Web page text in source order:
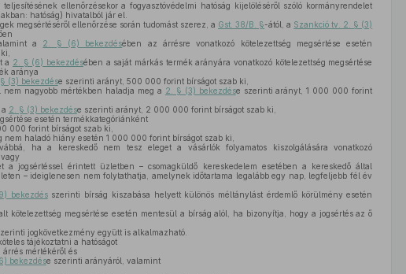
ellenőrzésekor a fogyasztóvédelmi hatóság kijelöléséről szóló kormányrendelet
hatóság) hivatalból jár el.
megsértéséről ellenőrzése során tudomást szerez, a Gst. 38/B. §-ától, a Szankció tv. 2. § (3)
a 2. § (6) bekezdésében az árrésre vonatkozó kötelezettség megsértése esetén
a 2. § (6) bekezdésében a saját márkás termék arányára vonatkozó kötelezettség megsértése
aránya
(3) bekezdése szerinti arányt, 500 000 forint bírságot szab ki,
nagyobb mértékben haladja meg a 2. § (3) bekezdése szerinti arányt, 1 000 000 forint
2. § (3) bekezdése szerinti arányt, 2 000 000 forint bírságot szab ki,
esetén termékkategóriánként
000 forint bírságot szab ki,
nem haladó hiány esetén 1 000 000 forint bírságot szab ki,
ha a kereskedő nem tesz eleget a vásárlók folyamatos kiszolgálására vonatkozó
a jogsértéssel érintett üzletben – csomagküldő kereskedelem esetében a kereskedő által
– ideiglenesen nem folytathatja, amelynek időtartama legalább egy nap, legfeljebb fél év
bekezdésszerinti bírság kiszabása helyett különös méltánylást érdemlő körülmény esetén
kötelezettség megsértése esetén mentesül a bírság alól, ha bizonyítja, hogy a jogsértés az ő
jogkövetkezmény együtt is alkalmazható.
tájékoztatni a hatóságot
mértékéről és
bekezdése szerinti arányáról, valamint